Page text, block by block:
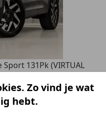
131Pk (VIRTUAL
Zo vind je wat
hebt.